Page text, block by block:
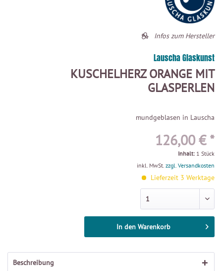
Infos zum Hersteller
Lauscha Glaskunst
KUSCHELHERZ ORANGE MIT
GLASPERLEN
mundgeblasen in Lauscha
126,00 € *
Inhalt: 1 Stück
inkl. MwSt. zzgl. Versandkosten
Lieferzeit 3 Werktage
In den Warenkorb
Beschreibung